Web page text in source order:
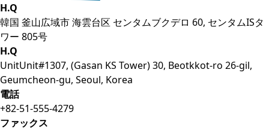
H.Q
韓国 釜山広域市 海雲台区 センタムブクデロ 60, センタムISタ
ワー 805号
H.Q
UnitUnit#1307, (Gasan KS Tower) 30, Beotkkot-ro 26-gil,
Geumcheon-gu, Seoul, Korea
電話
+82-51-555-4279
ファックス